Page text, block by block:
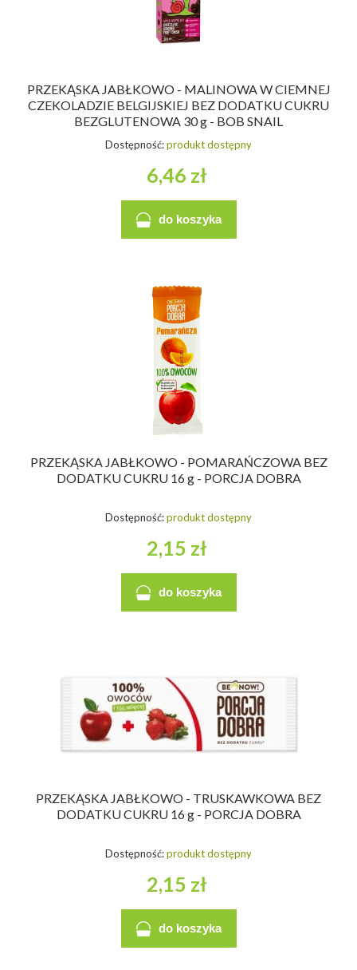
PRZEKĄSKA JABŁKOWO - MALINOWA W CIEMNEJ
CZEKOLADZIE BELGIJSKIEJ BEZ DODATKU CUKRU
BEZGLUTENOWA 30 g - BOB SNAIL
Dostępność:produkt dostępny
6,46 zł
do koszyka
PRZEKĄSKA JABŁKOWO - POMARAŃCZOWA BEZ
DODATKU CUKRU 16 g - PORCJA DOBRA
Dostępność:produkt dostępny
2,15 zł
do koszyka
PRZEKĄSKA JABŁKOWO - TRUSKAWKOWA BEZ
DODATKU CUKRU 16 g - PORCJA DOBRA
Dostępność:produkt dostępny
2,15 zł
do koszyka